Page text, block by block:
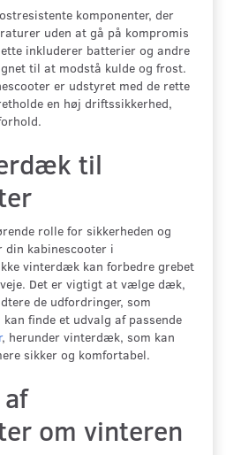
komponenter, der
uden at gå på kompromis
inkluderer batterier og andre
til at modstå kulde og frost.
er udstyret med de rette
en høj driftssikkerhed,
til
rolle for sikkerheden og
kabinescooter i
vinterdæk kan forbedre grebet
Det er vigtigt at vælge dæk,
de udfordringer, som
finde et udvalg af passende
, herunder vinterdæk, som kan
sikker og komfortabel.
om vinteren